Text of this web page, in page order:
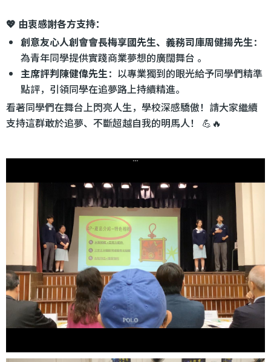
💖 由衷感謝各方支持：
創意友心人創會會長梅享國先生、義務司庫周健揚先生：
為青年同學提供實踐商業夢想的廣闊舞台 。
主席評判陳健偉先生：以專業獨到的眼光給予同學們精準
點評，引領同學在追夢路上持續精進。
看著同學們在舞台上閃亮人生，學校深感驕傲！請大家繼續
支持這群敢於追夢、不斷超越自我的明馬人！ 💪🔥